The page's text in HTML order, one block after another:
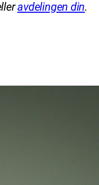
avdelingen din.